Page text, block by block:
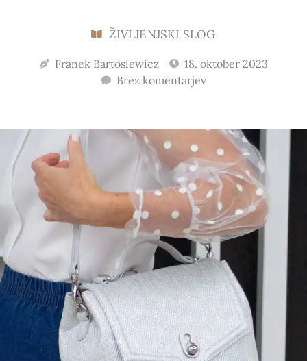
ŽIVLJENJSKI SLOG
Franek Bartosiewicz
18. oktober 2023
Brez komentarjev